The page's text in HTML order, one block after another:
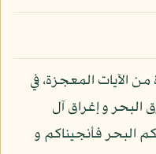
الآيات المعجزة، في
و إغراق آل
البحر فأنجيناكم و